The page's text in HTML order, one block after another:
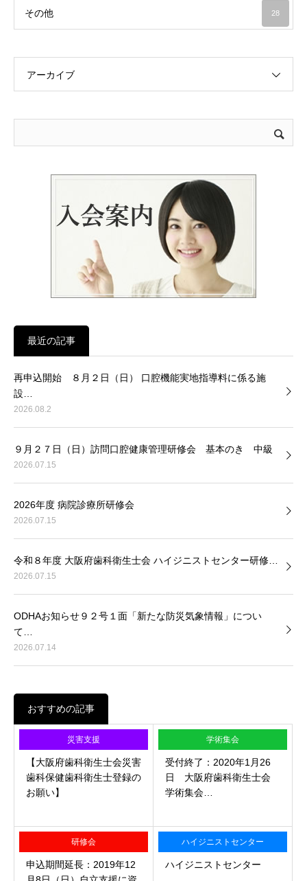
その他 28
アーカイブ
最近の記事
再申込開始 ８月２日（日） 口腔機能実地指導料に係る施
設…
2026.08.2
９月２７日（日）訪問口腔健康管理研修会 基本のき 中級
2026.07.15
2026年度 病院診療所研修会
2026.07.15
令和８年度 大阪府歯科衛生士会 ハイジニストセンター研修…
2026.07.15
ODHAお知らせ９２号１面「新たな防災気象情報」につい
て…
2026.07.14
おすすめの記事
災害支援
【大阪府歯科衛生士会災害
歯科保健歯科衛生士登録の
お願い】
学術集会
受付終了：2020年1月26
日 大阪府歯科衛生士会
学術集会…
研修会
申込期間延長：2019年12
ハイジニストセンター
ハイジニストセンター